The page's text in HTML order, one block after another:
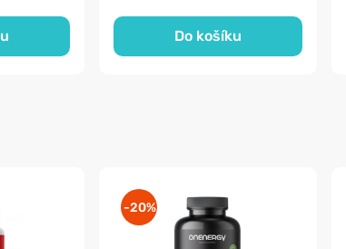
Do košíku
-20%